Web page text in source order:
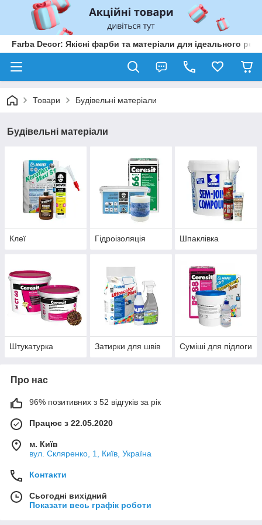
Farba Decor: Якісні фарби та матеріали для ідеального
Товари Будівельні матеріали
Будівельні матеріали
Клеї Гідроізоляція Шпаклівка
Штукатурка Затирки для швів Суміші для підлоги
Про нас
96% позитивних з 52 відгуків за рік
Працює з 22.05.2020
м. Київ
вул. Скляренко, 1, Київ, Україна
Контакти
Сьогодні вихідний
Показати весь графік роботи